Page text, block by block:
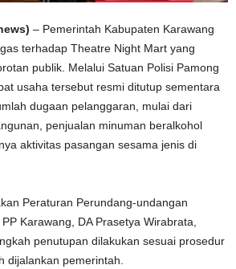
– Pemerintah Kabupaten Karawang
terhadap Theatre Night Mart yang
publik. Melalui Satuan Polisi Pamong
usaha tersebut resmi ditutup sementara
dugaan pelanggaran, mulai dari
penjualan minuman beralkohol
aktivitas pasangan sesama jenis di
Peraturan Perundang-undangan
Karawang, DA Prasetya Wirabrata
penutupan dilakukan sesuai prosedur
dijalankan pemerintah.